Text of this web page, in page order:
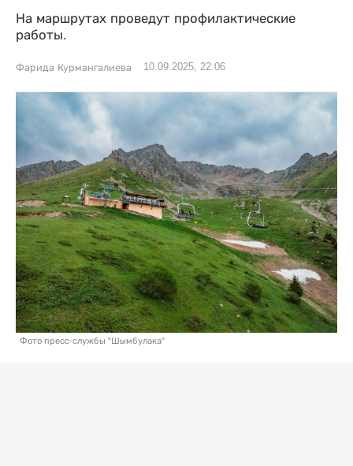
На маршрутах проведут профилактические
работы.
Фарида Курмангалиева 10.09.2025, 22:06
Фото пресс-службы "Шымбулака"